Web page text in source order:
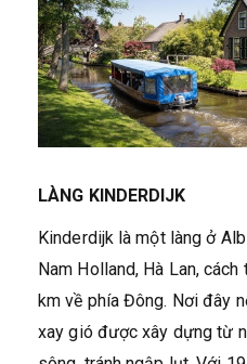
LÀNG KINDERDIJK
Kinderdijk là một làng ở
Nam Holland, Hà Lan,
km về phía Đông. Nơi đây
xay gió được xây dựng từ